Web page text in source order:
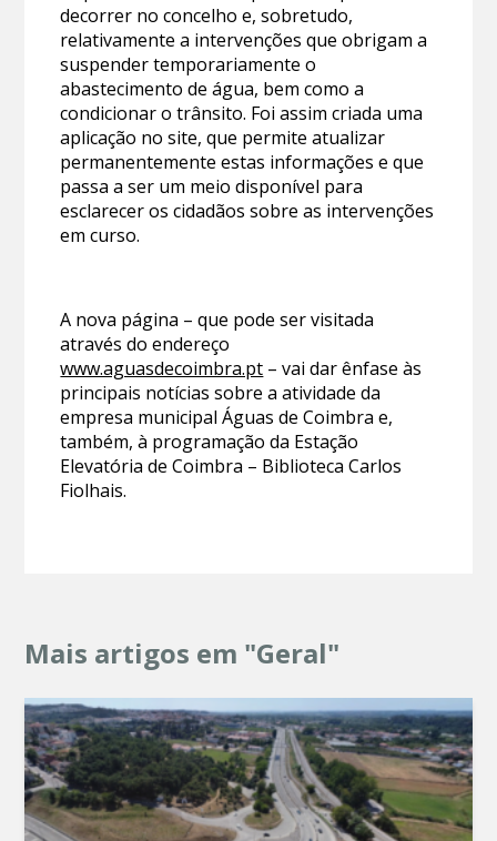
decorrer no concelho e, sobretudo,
relativamente a intervenções que obrigam a
suspender temporariamente o
abastecimento de água, bem como a
condicionar o trânsito. Foi assim criada uma
aplicação no site, que permite atualizar
permanentemente estas informações e que
passa a ser um meio disponível para
esclarecer os cidadãos sobre as intervenções
em curso.
A nova página – que pode ser visitada
através do endereço
www.aguasdecoimbra.pt – vai dar ênfase às
principais notícias sobre a atividade da
empresa municipal Águas de Coimbra e,
também, à programação da Estação
Elevatória de Coimbra – Biblioteca Carlos
Fiolhais.
Mais artigos em "Geral"